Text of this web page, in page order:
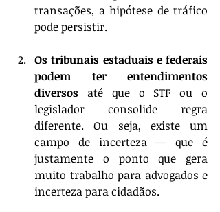
transações, a hipótese de tráfico
pode persistir.
Os tribunais estaduais e federais
podem ter entendimentos
diversos até que o STF ou o
legislador consolide regra
diferente. Ou seja, existe um
campo de incerteza — que é
justamente o ponto que gera
muito trabalho para advogados e
incerteza para cidadãos.